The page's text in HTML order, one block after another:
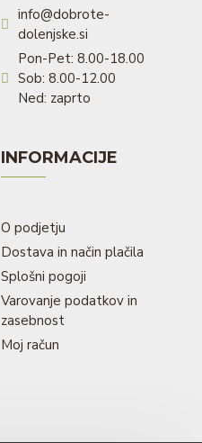
info@dobrote-
dolenjske.si
Pon-Pet: 8.00-18.00
Sob: 8.00-12.00
Ned: zaprto
INFORMACIJE
O podjetju
Dostava in način plačila
Splošni pogoji
Varovanje podatkov in
zasebnost
Moj račun